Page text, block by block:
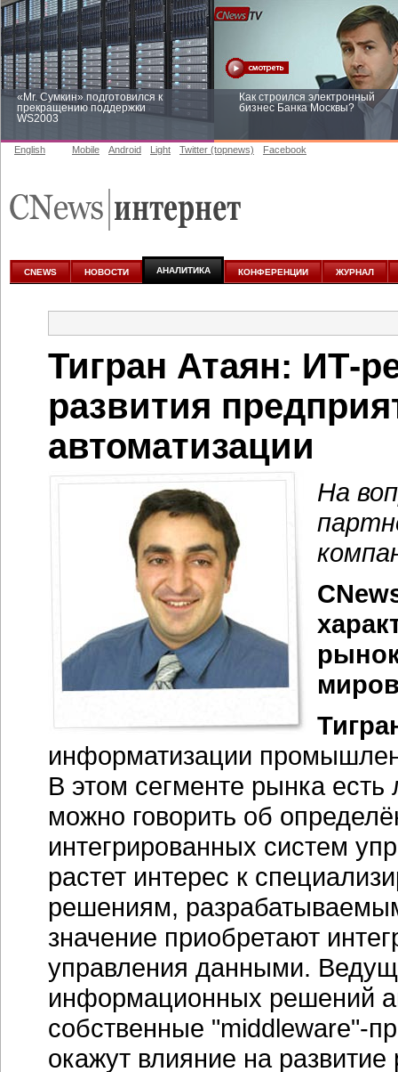
«Mr. Сумкин» подготовился к
прекращению поддержки
WS2003
Как строился электронный
бизнес Банка Москвы?
аналитике
English Mobile Android Light Twitter (topnews) Facebook
CNEWS НОВОСТИ АНАЛИТИКА КОНФЕРЕНЦИИ ЖУРНАЛ
Тигран Атаян: ИТ-
развития
автоматизации
На
информатизации
В этом сегменте рынка
можно говорить об
интегрированных систем
растет интерес к
решениям,
значение приобретают
управления данными.
информационных решений
собственные "middleware"-
окажут влияние на